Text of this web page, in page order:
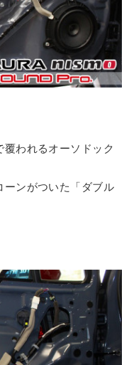
われるオーソドック
ンがついた「ダブル